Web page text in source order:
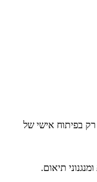
רק בפיתוח אישי של
תיאום.